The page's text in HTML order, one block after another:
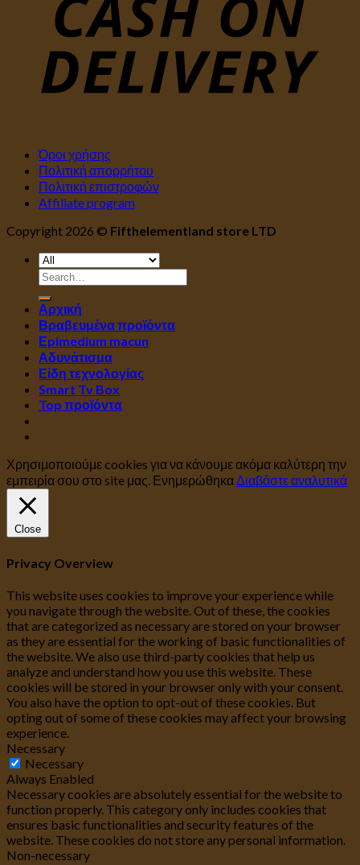
Όροι χρήσης
Πολιτική απορρήτου
Πολιτική επιστροφών
Affiliate program
Copyright 2026 © Fifthelementland store LTD
Search
for:
Αρχική
Βραβευμένα προϊόντα
Εpimedium macun
Αδυνάτισμα
Είδη τεχνολογίας
Smart Tv Box
Top προϊόντα
Χρησιμοποιούμε cookies για να κάνουμε ακόμα καλύτερη την
εμπειρία σου στο site μας. ΕνημερώθηκαΔιαβάστε αναλυτικά
Close
Privacy Overview
This website uses cookies to improve your experience while
you navigate through the website. Out of these, the cookies
that are categorized as necessary are stored on your browser
as they are essential for the working of basic functionalities of
the website. We also use third-party cookies that help us
analyze and understand how you use this website. These
cookies will be stored in your browser only with your consent.
You also have the option to opt-out of these cookies. But
opting out of some of these cookies may affect your browsing
experience.
Necessary
Necessary
Always Enabled
Necessary cookies are absolutely essential for the website to
function properly. This category only includes cookies that
ensures basic functionalities and security features of the
website. These cookies do not store any personal information.
Non-necessary